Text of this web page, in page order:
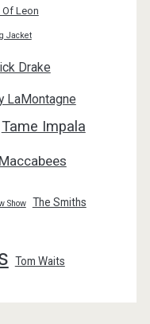
Leon
Jacket
Drake
LaMontagne
Tame Impala
Show The Smiths
Tom Waits